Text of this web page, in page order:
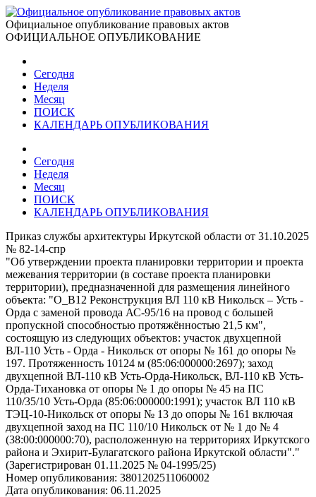
Официальное опубликование правовых актов
ОФИЦИАЛЬНОЕ ОПУБЛИКОВАНИЕ
Сегодня
Неделя
Месяц
ПОИСК
КАЛЕНДАРЬ ОПУБЛИКОВАНИЯ
Сегодня
Неделя
Месяц
ПОИСК
КАЛЕНДАРЬ ОПУБЛИКОВАНИЯ
Приказ службы архитектуры Иркутской области от 31.10.2025
№ 82-14-спр
"Об утверждении проекта планировки территории и проекта
межевания территории (в составе проекта планировки
территории), предназначенной для размещения линейного
объекта: "О_В12 Реконструкция ВЛ 110 кВ Никольск – Усть -
Орда с заменой провода АС-95/16 на провод с большей
пропускной способностью протяжённостью 21,5 км",
состоящую из следующих объектов: участок двухцепной
ВЛ-110 Усть - Орда - Никольск от опоры № 161 до опоры №
197. Протяженность 10124 м (85:06:000000:2697); заход
двухцепной ВЛ-110 кВ Усть-Орда-Никольск, ВЛ-110 кВ Усть-
Орда-Тихановка от опоры № 1 до опоры № 45 на ПС
110/35/10 Усть-Орда (85:06:000000:1991); участок ВЛ 110 кВ
ТЭЦ-10-Никольск от опоры № 13 до опоры № 161 включая
двухцепной заход на ПС 110/10 Никольск от № 1 до № 4
(38:00:000000:70), расположенную на территориях Иркутского
района и Эхирит-Булагатского района Иркутской области"."
(Зарегистрирован 01.11.2025 № 04-1995/25)
Номер опубликования: 3801202511060002
Дата опубликования: 06.11.2025